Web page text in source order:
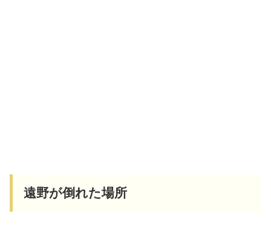
遠野が倒れた場所